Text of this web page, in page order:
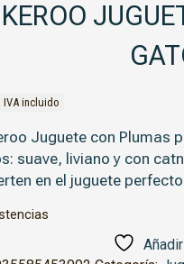
IVA incluido
Juguete con Plumas
suave, liviano y con
en el juguete